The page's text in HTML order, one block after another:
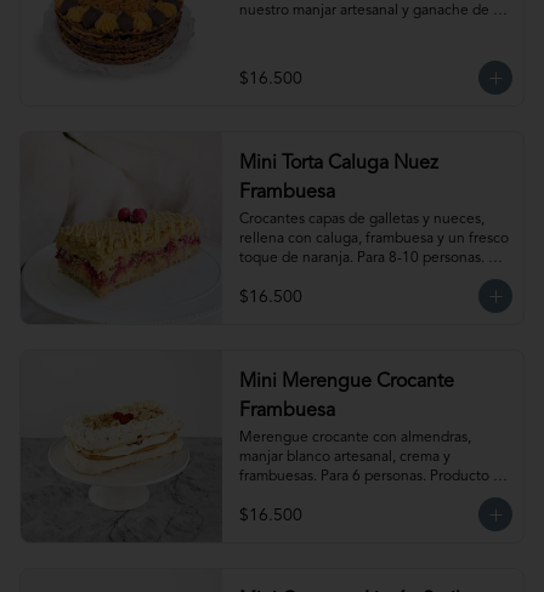
nuestro manjar artesanal y ganache de
recomienda descongelar 1 hora
refrigerada antes de servir. Para
trazas.
$16.500
Mini Torta Caluga Nuez
Frambuesa
Crocantes capas de galletas y nueces,
rellena con caluga, frambuesa y un fresco
toque de naranja. Para 8-10 personas.
descongelar 1  hora a temperatura
$16.500
Mini Merengue Crocante
Frambuesa
Merengue crocante con almendras,
manjar blanco artesanal, crema y
frambuesas. Para 6 personas. Producto
congelado, se recomienda descongelar
de 1 hora a temperatura ambiente antes
$16.500